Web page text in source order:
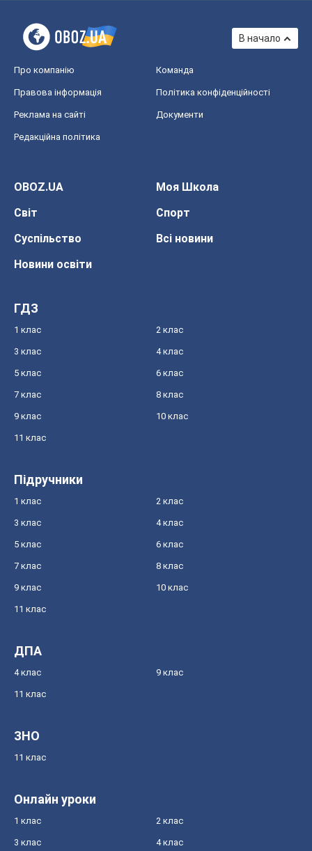
В начало
Про компанію Команда
Правова інформація Політика конфіденційності
Реклама на сайті Документи
Редакційна політика
OBOZ.UA
Моя Школа
Світ
Спорт
Суспільство
Всі новини
Новини освіти
ГДЗ
1 клас 2 клас
3 клас 4 клас
5 клас 6 клас
7 клас 8 клас
9 клас 10 клас
11 клас
Підручники
1 клас 2 клас
3 клас 4 клас
5 клас 6 клас
7 клас 8 клас
9 клас 10 клас
11 клас
ДПА
4 клас 9 клас
11 клас
ЗНО
11 клас
Онлайн уроки
1 клас 2 клас
3 клас 4 клас